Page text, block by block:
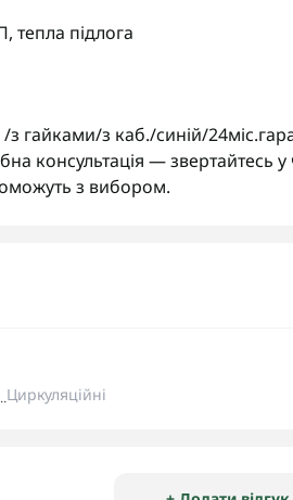
тепла підлога
гайками/з каб./синій/
консультація — звертайтесь у
з вибором.
Циркуляційні